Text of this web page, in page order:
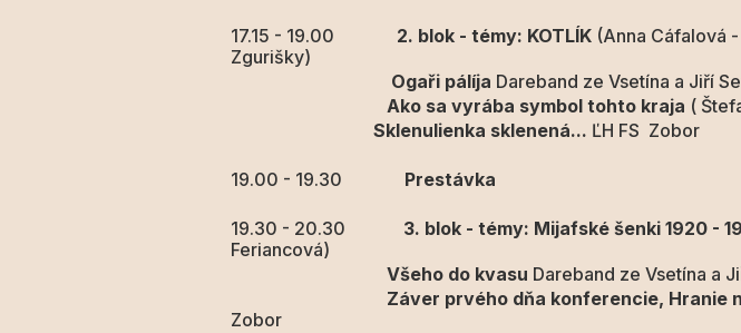
17.15 - 19.00 2. blok - témy: KOTLÍK (Anna Cáfalová
Zgurišky)
Ogaři pálíja Dareband ze Vsetína a Jiří
Ako sa vyrába symbol tohto kraja (
Sklenulienka sklenená... ĽH FS Zobor
19.00 - 19.30 Prestávka
19.30 - 20.30 3. blok - témy: Mijafské šenki 1920 -
Feriancová)
Všeho do kvasu Dareband ze Vsetína a
Záver prvého dňa konferencie, Hranie na
Zobor